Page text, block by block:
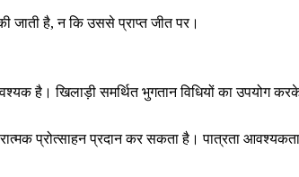
जाती है, न कि उससे प्राप्त जीत पर।
है। खिलाड़ी समर्थित भुगतान विधियों का
प्रोत्साहन प्रदान कर सकता है। पात्रता